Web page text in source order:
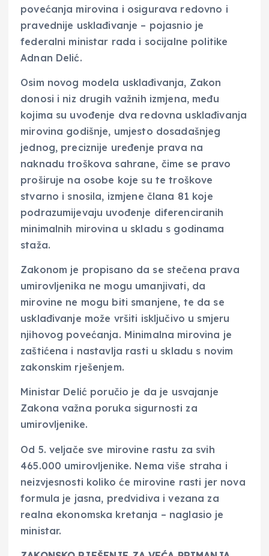
povećanja mirovina i osigurava redovno i
pravednije usklađivanje – pojasnio je
federalni ministar rada i socijalne politike
Adnan Delić.
Osim novog modela usklađivanja, Zakon
donosi i niz drugih važnih izmjena, među
kojima su uvođenje dva redovna usklađivanja
mirovina godišnje, umjesto dosadašnjeg
jednog, preciznije uređenje prava na
naknadu troškova sahrane, čime se pravo
proširuje na osobe koje su te troškove
stvarno i snosila, izmjene člana 81 koje
podrazumijevaju uvođenje diferenciranih
minimalnih mirovina u skladu s godinama
staža.
Zakonom je propisano da se stečena prava
umirovljenika ne mogu umanjivati, da
mirovine ne mogu biti smanjene, te da se
usklađivanje može vršiti isključivo u smjeru
njihovog povećanja. Minimalna mirovina je
zaštićena i nastavlja rasti u skladu s novim
zakonskim rješenjem.
Ministar Delić poručio je da je usvajanje
Zakona važna poruka sigurnosti za
umirovljenike.
Od 5. veljače sve mirovine rastu za svih
465.000 umirovljenike. Nema više straha i
neizvjesnosti koliko će mirovine rasti jer nova
formula je jasna, predvidiva i vezana za
realna ekonomska kretanja – naglasio je
ministar.